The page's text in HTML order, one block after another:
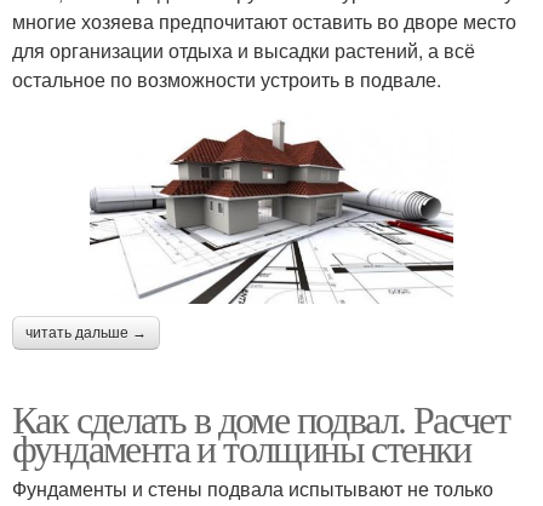
многие хозяева предпочитают оставить во дворе место
для организации отдыха и высадки растений, а всё
остальное по возможности устроить в подвале.
читать дальше →
Как сделать в доме подвал. Расчет
фундамента и толщины стенки
Фундаменты и стены подвала испытывают не только